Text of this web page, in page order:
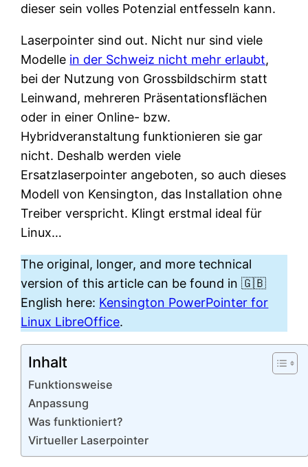
dieser sein volles Potenzial entfesseln kann.
Laserpointer sind out. Nicht nur sind viele
Modelle in der Schweiz nicht mehr erlaubt,
bei der Nutzung von Grossbildschirm statt
Leinwand, mehreren Präsentationsflächen
oder in einer Online- bzw.
Hybridveranstaltung funktionieren sie gar
nicht. Deshalb werden viele
Ersatzlaserpointer angeboten, so auch dieses
Modell von Kensington, das Installation ohne
Treiber verspricht. Klingt erstmal ideal für
Linux…
The original, longer, and more technical
version of this article can be found in 🇬🇧
English here: Kensington PowerPointer for
Linux LibreOffice.
Inhalt
Funktionsweise
Anpassung
Was funktioniert?
Virtueller Laserpointer